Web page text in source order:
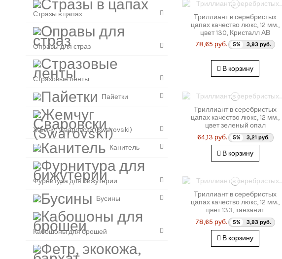
Триллиант в серебристых
цапах качество люкс, 12 мм.,
цвет 130, Кристалл АВ
78,65 руб.
5% 3,93 руб.
В корзину
Триллиант в серебристых
цапах качество люкс, 12 мм.,
цвет зеленый опал
64,13 руб.
5% 3,21 руб.
В корзину
Триллиант в серебристых
цапах качество люкс, 12 мм.,
цвет 133, танзанит
78,65 руб.
5% 3,93 руб.
В корзину
Стразы в цапах
Оправы для страз
Стразовые ленты
Пайетки
Жемчуг Сваровски (Swarovski)
Канитель
Фурнитура для бижутерии
Бусины
Кабошоны для брошей